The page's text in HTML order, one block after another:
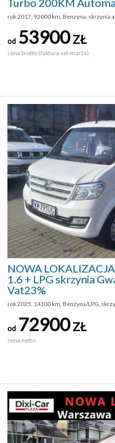
rok 2017, 92000 km, Benzyna, skrzynia
od 53900ZŁ
cena brutto (faktura vat-marża)
NOWA
1.6 + LPG skrzynia
Vat23%
rok 2025, 14100 km, Benzyna/LPG,
od 72900ZŁ
cena netto